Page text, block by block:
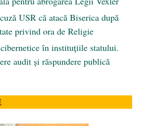
USR că atacă Biserica după
privind ora de Religie
în instituțiile statului.
audit și răspundere publică